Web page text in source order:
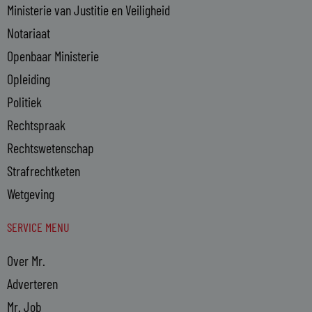
Ministerie van Justitie en Veiligheid
Notariaat
Openbaar Ministerie
Opleiding
Politiek
Rechtspraak
Rechtswetenschap
Strafrechtketen
Wetgeving
SERVICE MENU
Over Mr.
Adverteren
Mr. Job